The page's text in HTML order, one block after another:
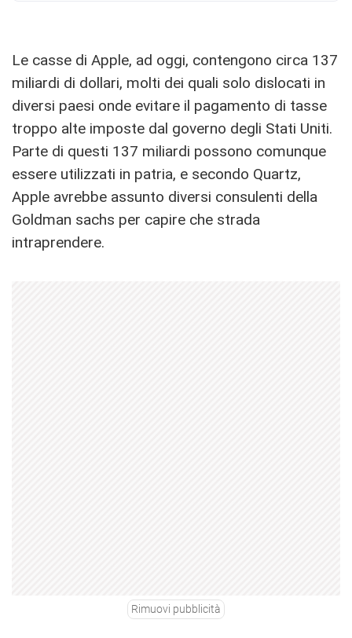
Le casse di Apple, ad oggi, contengono circa 137
miliardi di dollari, molti dei quali solo dislocati in
diversi paesi onde evitare il pagamento di tasse
troppo alte imposte dal governo degli Stati Uniti.
Parte di questi 137 miliardi possono comunque
essere utilizzati in patria, e secondo Quartz,
Apple avrebbe assunto diversi consulenti della
Goldman sachs per capire che strada
intraprendere.
Rimuovi pubblicità